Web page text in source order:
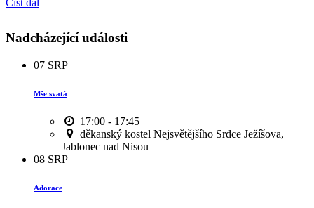
Číst dál
Nadcházející události
07 SRP
Mše svatá
17:00 - 17:45
děkanský kostel Nejsvětějšího Srdce Ježíšova,
Jablonec nad Nisou
08 SRP
Adorace